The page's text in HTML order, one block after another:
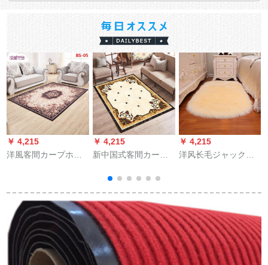
￥ 4,215
洋風客間カープホッ
ぴぴぴぴぴぴぴぴぴ
ぴぴぴぴぴぴぴぴぴ
ぴぴぴぴぴぴぴぴぴ
ぴぴぴぴぴぴぴぴぴ
ぴー寝室カープぴー
ぴーぴーぴぴーBS-05
￥ 4,215
新中国式客間カース
は中国風満屋の寝室
のカープペ、白Z-25
1 40 x 200 cmです。
￥ 4,215
洋风长毛ジャックス
は部屋の可爱い少女
のピンク色の乳白色
です。80円*16 cm